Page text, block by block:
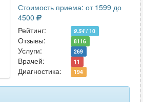
Стоимость приема: от 1599 до
4500
Рейтинг:
9.54 / 10
Отзывы: 8116
Услуги: 269
Врачей: 11
Диагностика: 194